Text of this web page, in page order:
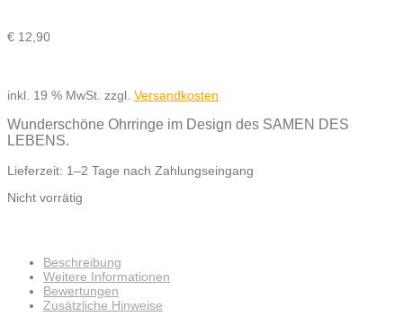
€ 12,90
inkl. 19 % MwSt. zzgl. Versandkosten
Wunderschöne Ohrringe im Design des SAMEN DES
LEBENS.
Lieferzeit: 1–2 Tage nach Zahlungseingang
Nicht vorrätig
Beschreibung
Weitere Informationen
Bewertungen
Zusätzliche Hinweise